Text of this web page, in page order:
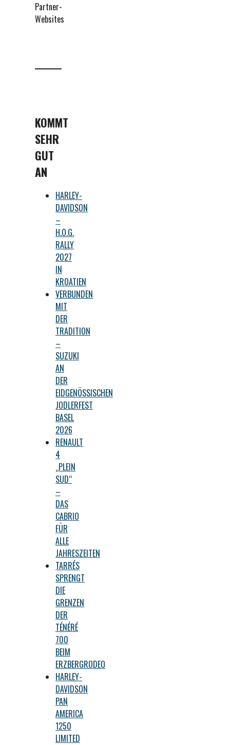
Partner-
Websites
KOMMT
SEHR
GUT
AN
HARLEY-
DAVIDSON
–
H.O.G.
RALLY
2027
IN
KROATIEN
VERBUNDEN
MIT
DER
TRADITION
–
SUZUKI
AN
DER
EIDGENÖSSISCHEN
JODLERFEST
BASEL
2026
RENAULT
4
„PLEIN
SUD“
–
DAS
CABRIO
FÜR
ALLE
JAHRESZEITEN
TARRÉS
SPRENGT
DIE
GRENZEN
DER
TÉNÉRÉ
700
BEIM
ERZBERGRODEO
HARLEY-
DAVIDSON
PAN
AMERICA
1250
LIMITED